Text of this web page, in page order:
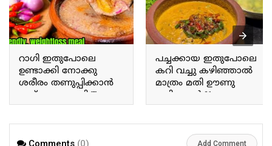
റാഗി ഇതുപോലെ
ഉണ്ടാക്കി നോക്കു
ശരീരം തണുപ്പിക്കാൻ
ഇത് മാത്രം മതി Try
making ragi this way; this
പച്ചക്കായ ഇതുപോലെ
കറി വച്ചു കഴിഞ്ഞാൽ
മാത്രം മതി ഊണു
കഴിക്കാൻ If you prepare
a curry with raw plantains
enough for a meal.
Add Comment